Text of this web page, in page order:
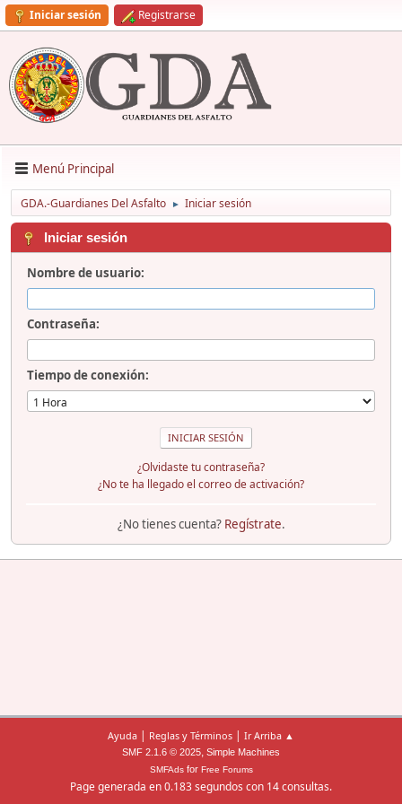
Iniciar sesión Registrarse
Menú Principal
GDA.-Guardianes Del Asfalto ► Iniciar sesión
Iniciar sesión
Nombre de usuario:
Contraseña:
Tiempo de conexión:
¿Olvidaste tu contraseña?
¿No te ha llegado el correo de activación?
¿No tienes cuenta? Regístrate.
Ayuda | Reglas y Términos | Ir Arriba ▲
SMF 2.1.6 © 2025, Simple Machines
SMFAdsfor Free Forums
Page generada en 0.183 segundos con 14 consultas.